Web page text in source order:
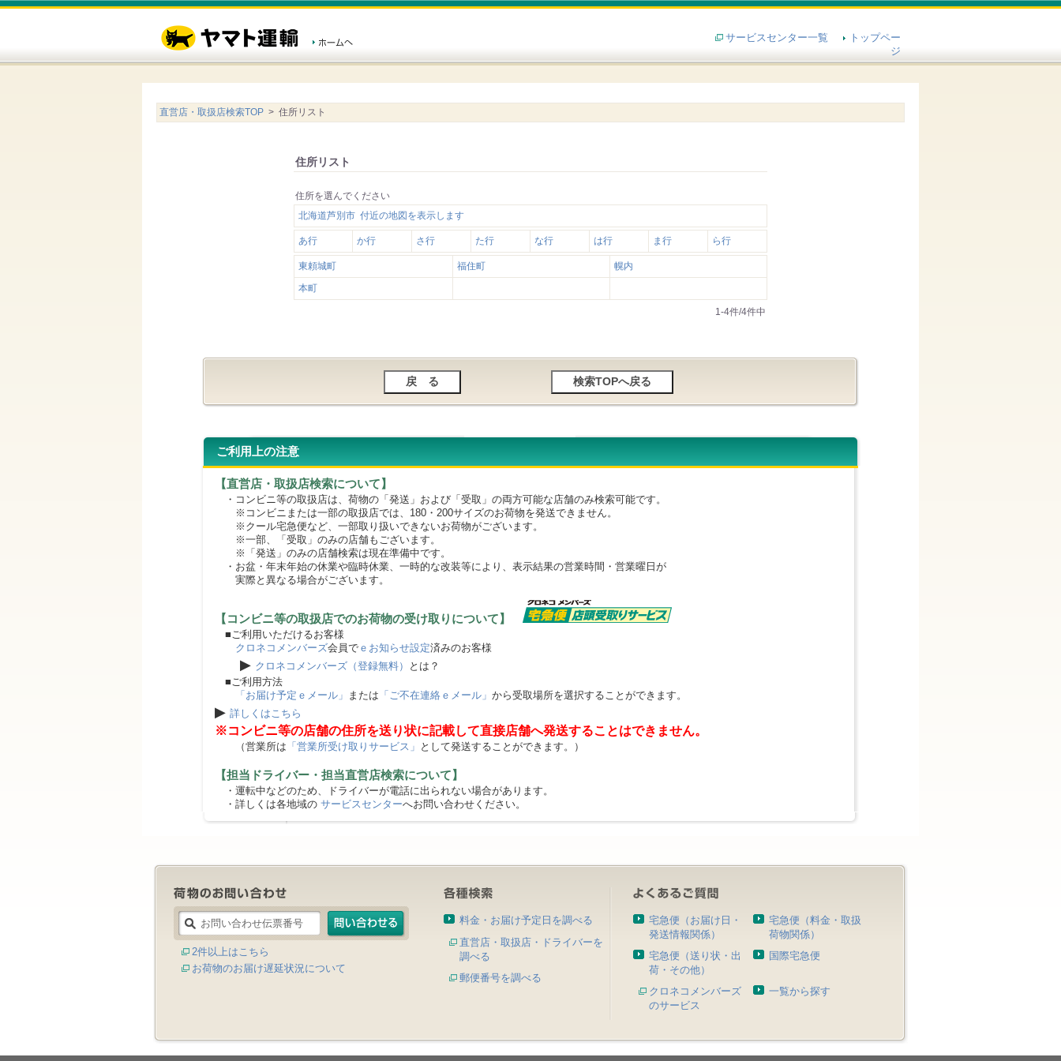
サービスセンター一覧
トップペー
ジ
直営店・取扱店検索TOP > 住所リスト
住所リスト
住所を選んでください
北海道芦別市 付近の地図を表示します
あ行 か行 さ行 た行 な行 は行 ま行 ら行
東頼城町 福住町
幌内
本町
1-4件/4件中
ご利用上の注意
【直営店・取扱店検索について】
・コンビニ等の取扱店は、荷物の「発送」および「受取」の両方可能な店舗のみ検索可能です。
※コンビニまたは一部の取扱店では、180・200サイズのお荷物を発送できません。
※クール宅急便など、一部取り扱いできないお荷物がございます。
※一部、「受取」のみの店舗もございます。
※「発送」のみの店舗検索は現在準備中です。
・お盆・年末年始の休業や臨時休業、一時的な改装等により、表示結果の営業時間・営業曜日が
実際と異なる場合がございます。
【コンビニ等の取扱店でのお荷物の受け取りについて】
■ご利用いただけるお客様
クロネコメンバーズ会員で ｅお知らせ設定済みのお客様
▶ クロネコメンバーズ（登録無料）
とは？
■ご利用方法
「お届け予定ｅメール」 または 「ご不在連絡ｅメール」 から受取場所を選択することができます。
▶ 詳しくはこちら
※コンビニ等の店舗の住所を送り状に記載して直接店舗へ発送することはできません。
（営業所は 「営業所受け取りサービス」 として発送することができます。）
【担当ドライバー・担当直営店検索について】
・運転中などのため、ドライバーが電話に出られない場合があります。
・詳しくは各地域の サービスセンターへお問い合わせください。
2件以上はこちら
お荷物のお届け遅延状況について
料金・お届け予定日を調べる
直営店・取扱店・ドライバーを
調べる
郵便番号を調べる
宅急便（お届け日・
発送情報関係）
宅急便（料金・取扱
荷物関係）
宅急便（送り状・出
荷・その他）
国際宅急便
クロネコメンバーズ
のサービス
一覧から探す